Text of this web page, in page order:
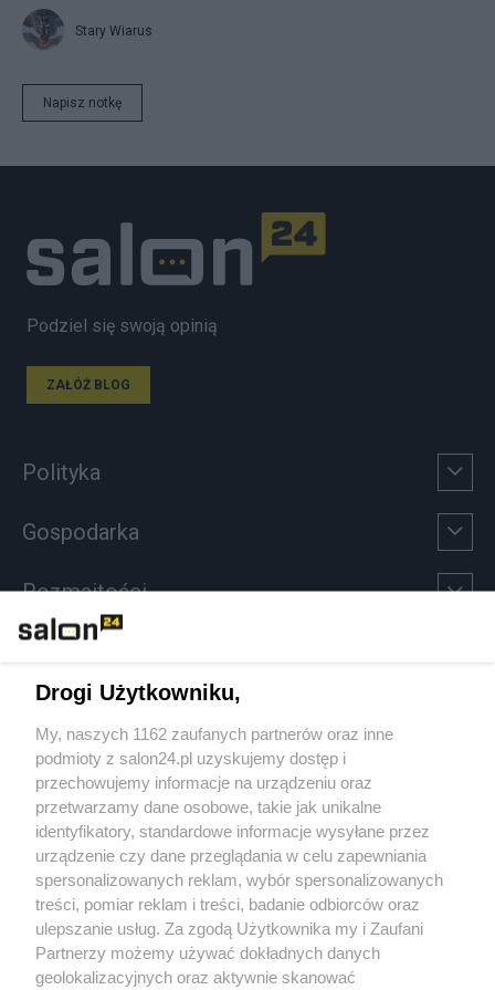
Stary Wiarus
Napisz notkę
Podziel się swoją opinią
ZAŁÓŻ BLOG
Polityka
Gospodarka
Rozmaitości
Sport
Społeczeństwo
Kultura
X Facebook Instagram Youtube
Drogi Użytkowniku,
My, naszych 1162 zaufanych partnerów oraz inne
podmioty z salon24.pl uzyskujemy dostęp i
przechowujemy informacje na urządzeniu oraz
przetwarzamy dane osobowe, takie jak unikalne
identyfikatory, standardowe informacje wysyłane przez
urządzenie czy dane przeglądania w celu zapewniania
spersonalizowanych reklam, wybór spersonalizowanych
treści, pomiar reklam i treści, badanie odbiorców oraz
ulepszanie usług. Za zgodą Użytkownika my i Zaufani
Partnerzy możemy używać dokładnych danych
geolokalizacyjnych oraz aktywnie skanować